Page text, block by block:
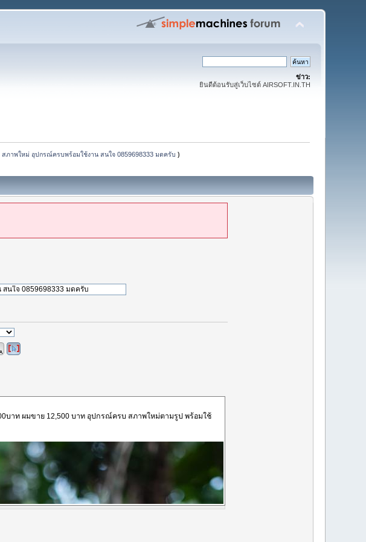
ข่าว:
ยินดีต้อนรับสู่เว็บไซต์ AIRSOFT.IN.TH
สภาพใหม่ อุปกรณ์ครบพร้อมใช้งาน สนใจ 0859698333 มดครับ )